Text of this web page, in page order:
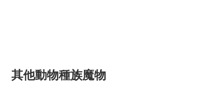
其他動物種族魔物